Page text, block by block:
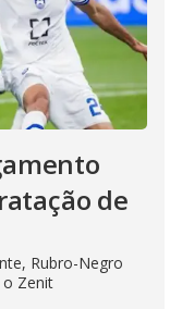
de
Rubro-Negro
Zenit